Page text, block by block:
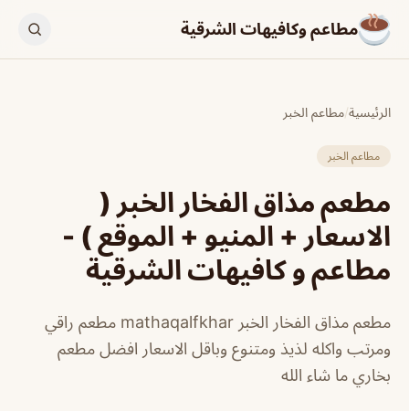
مطاعم وكافيهات الشرقية
الرئيسية/مطاعم الخبر
مطاعم الخبر
مطعم مذاق الفخار الخبر (
الاسعار + المنيو + الموقع ) -
مطاعم و كافيهات الشرقية
مطعم مذاق الفخار الخبر mathaqalfkhar مطعم راقي
ومرتب واكله لذيذ ومتنوع وباقل الاسعار افضل مطعم
بخاري ما شاء الله